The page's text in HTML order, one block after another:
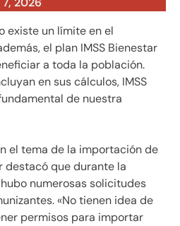
existe un límite en el
el plan IMSS Bienestar
a toda la población.
en sus cálculos, IMSS
de nuestra
el tema de la importación de
destacó que durante la
numerosas solicitudes
«No tienen idea de
permisos para importar